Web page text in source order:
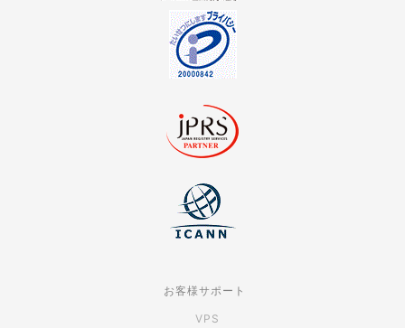
お客様サポート
VPS